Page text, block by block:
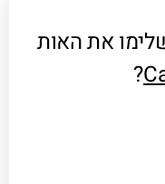
את האות
?